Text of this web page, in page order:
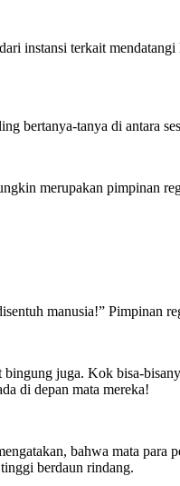
instansi terkait
bertanya-tanya di antara
merupakan pimpinan
manusia!” Pimpinan
juga. Kok bisa-
di depan mata mereka!
bahwa mata
berdaun rindang.